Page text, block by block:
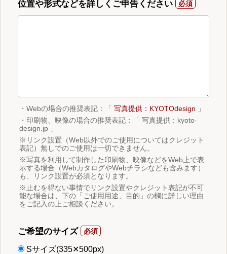
位置や形式などを詳しくご申告ください
・Webの場合の推奨表記：「 写真提供：KYOTOdesign 」
・印刷物、映像の場合の推奨表記：「 写真提供：kyoto-
design.jp 」
※リンク設置（Web以外でのご使用についてはクレジット
表記）無しでのご使用は一切できません。
※写真を利用して制作した印刷物、映像などをWeb上で表
示する場合（WebカタログやWebチラシなども含みます）
も、リンク設置が必須となります。
※止むを得ない事情でリンク設置やクレジット表記が不可
能な場合は、下の「ご使用用途、目的」の欄に詳しい理由
をご記入の上ご相談ください。
ご希望のサイズ
Sサイズ(335✕500px)